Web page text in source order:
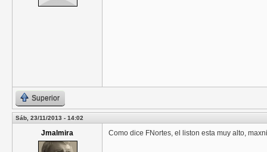
Superior
Sáb, 23/11/2013 - 14:02
Jmalmira Como dice FNortes, el liston esta muy alto,